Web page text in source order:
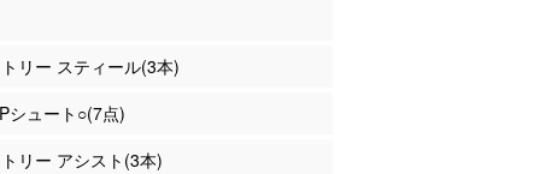
リー スティール(3本)
シュート○(7点)
リー アシスト(3本)